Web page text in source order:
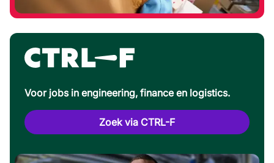
Voor jobs in engineering, finance en logistics.
Zoek via CTRL-F